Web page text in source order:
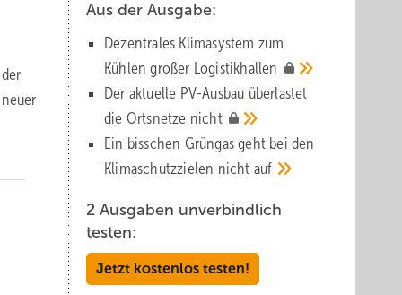
Aus der Ausgabe:
Dezentrales Klimasystem zum
Kühlen großer Logistik­hallen
Der aktuelle PV-Ausbau über­lastet
die Orts­netze nicht
Ein bisschen Grüngas geht bei den
Klima­schutz­zielen nicht auf
2 Ausgaben unverbindlich
testen:
Jetzt kostenlos testen!